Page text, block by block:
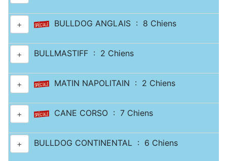
+ BULLDOG ANGLAIS : 8 Chiens
+ BULLMASTIFF : 2 Chiens
+ MATIN NAPOLITAIN : 2 Chiens
+ CANE CORSO : 7 Chiens
+ BULLDOG CONTINENTAL : 6 Chiens